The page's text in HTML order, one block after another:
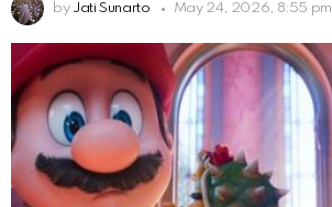
by Jati Sunarto May 24, 2026, 8:55 pm